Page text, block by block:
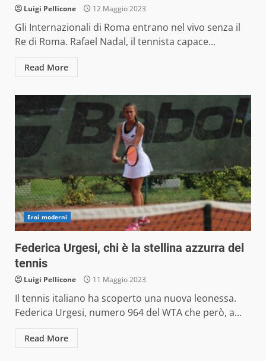
Luigi Pellicone 12 Maggio 2023
Gli Internazionali di Roma entrano nel vivo senza il
Re di Roma. Rafael Nadal, il tennista capace...
Read More
Eroi moderni
Federica Urgesi, chi è la stellina azzurra del
tennis
Luigi Pellicone 11 Maggio 2023
Il tennis italiano ha scoperto una nuova leonessa.
Federica Urgesi, numero 964 del WTA che però, a...
Read More